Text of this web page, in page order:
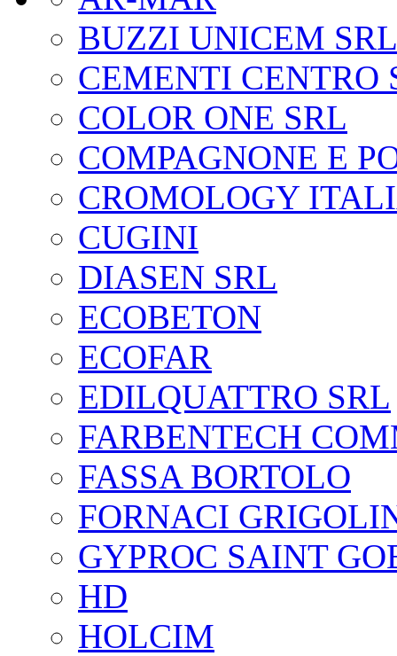
BUZZI UNICEM SRL
CEMENTI CENTRO
COLOR ONE SRL
COMPAGNONE E
CROMOLOGY
CUGINI
DIASEN SRL
ECOBETON
ECOFAR
EDILQUATTRO SRL
FARBENTECH
FASSA BORTOLO
FORNACI
GYPROC SAINT
HD
HOLCIM